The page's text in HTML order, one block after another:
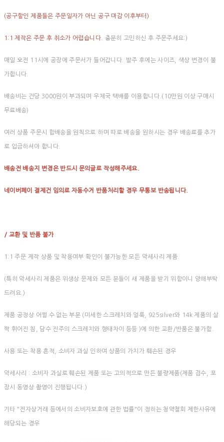
(공구할인 제품들은 주문일자가 아닌 공구 마감 이후부터)
1:1 제작은 주문 후 취소가 어렵습니다. 충분히 고민하신 후 주문주세요:)
매일 오전 11시에 공장에 주문서가 들어갑니다. 발주 후에는 사이즈, 색상 변경이 불
가합니다.
배송비는 건당 3000원이 부과되며 우체국 택배를 이용합니다.(10만원 이상 구매시
무료배송)
여러 상품 주문시 합배송을 원칙으로 하며 따로 배송을 원하시는 경우 배송료를 추가
로 입금하셔야 합니다.
배송전 배송지 변경은 반드시 문의글로 작성해주세요.
네이버페이 결제건 임의로 자동수거 반품처리할 경우 무통보 반송됩니다.
/ 교환 및 반품 불가
1:1 주문 제작 상품 및 착용여부 확인이 불가능한 모든 악세사리 제품.
(특히 악세사리 제품은 위생상 문제와 모든 분들이 새 제품을 받기 위함이니 양해부탁
드려요.)
제품 공정상 어쩔 수 없는 부분 (미세한 스크레치와 얼룩, 925silver와 14k 제품의 살
짝 휘어진 침, 담수 진주의 스크레치와 형태차이 등등 )에 의한 교환/반품은 불가함.
사용 또는 착용 흔적, 소비자 과실 인하여 상품의 가치가 훼손된 경우
악세사리 : 소비자 과실로 훼손된 제품 또는 고의적으로 만든 불량제품(제품 검수, 포
장시 동영상 촬영이 진행됩니다.)
기타 "전자상거래 등에서의 소비자보호에 관한 법률"이 정하는 청약철회 제한사유에
해당되는 경우